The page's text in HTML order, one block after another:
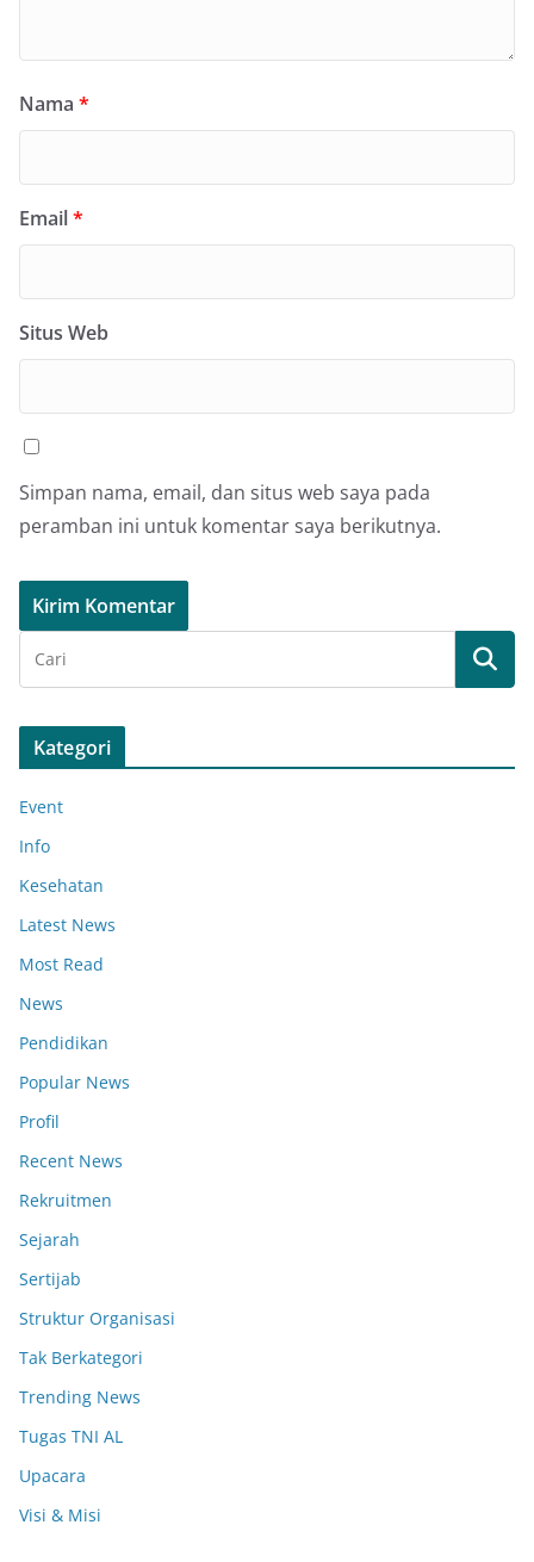
Nama *
Email*
Situs Web
Simpan nama, email, dan situs web saya pada
peramban ini untuk komentar saya berikutnya.
Kategori
Event
Info
Kesehatan
Latest News
Most Read
News
Pendidikan
Popular News
Profil
Recent News
Rekruitmen
Sejarah
Sertijab
Struktur Organisasi
Tak Berkategori
Trending News
Tugas TNI AL
Upacara
Visi & Misi